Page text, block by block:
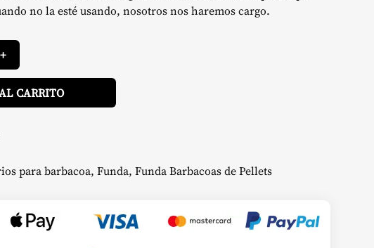
no la esté usando, nosotros nos haremos cargo.
+
CARRITO
para barbacoa, Funda, Funda Barbacoas de Pellets